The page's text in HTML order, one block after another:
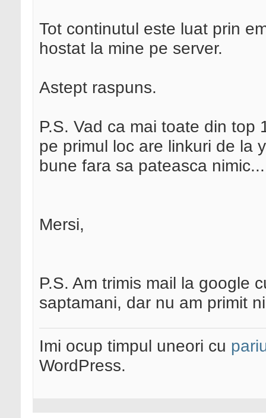
Tot continutul este luat prin
hostat la mine pe server.
Astept raspuns.
P.S. Vad ca mai toate din
pe primul loc are linkuri de la
bune fara sa pateasca nimic...
Mersi,
P.S. Am trimis mail la google
saptamani, dar nu am primit
Imi ocup timpul uneori cu
WordPress.